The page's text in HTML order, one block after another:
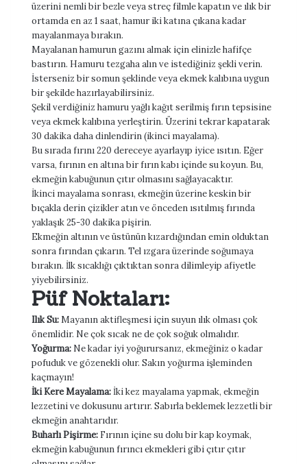
üzerini nemli bir bezle veya streç filmle kapatın ve ılık bir
ortamda en az 1 saat, hamur iki katına çıkana kadar
mayalanmaya bırakın.
Mayalanan hamurun gazını almak için elinizle hafifçe
bastırın. Hamuru tezgaha alın ve istediğiniz şekli verin.
İsterseniz bir somun şeklinde veya ekmek kalıbına uygun
bir şekilde hazırlayabilirsiniz.
Şekil verdiğiniz hamuru yağlı kağıt serilmiş fırın tepsisine
veya ekmek kalıbına yerleştirin. Üzerini tekrar kapatarak
30 dakika daha dinlendirin (ikinci mayalama).
Bu sırada fırını 220 dereceye ayarlayıp iyice ısıtın. Eğer
varsa, fırının en altına bir fırın kabı içinde su koyun. Bu,
ekmeğin kabuğunun çıtır olmasını sağlayacaktır.
İkinci mayalama sonrası, ekmeğin üzerine keskin bir
bıçakla derin çizikler atın ve önceden ısıtılmış fırında
yaklaşık 25-30 dakika pişirin.
Ekmeğin altının ve üstünün kızardığından emin olduktan
sonra fırından çıkarın. Tel ızgara üzerinde soğumaya
bırakın. İlk sıcaklığı çıktıktan sonra dilimleyip afiyetle
yiyebilirsiniz.
Püf Noktaları:
Ilık Su:Mayanın aktifleşmesi için suyun ılık olması çok
önemlidir. Ne çok sıcak ne de çok soğuk olmalıdır.
Yoğurma: Ne kadar iyi yoğurursanız, ekmeğiniz o kadar
pofuduk ve gözenekli olur. Sakın yoğurma işleminden
kaçmayın!
İki Kere Mayalama:İki kez mayalama yapmak, ekmeğin
lezzetini ve dokusunu artırır. Sabırla beklemek lezzetli bir
ekmeğin anahtarıdır.
Buharlı Pişirme: Fırının içine su dolu bir kap koymak,
ekmeğin kabuğunun fırıncı ekmekleri gibi çıtır çıtır